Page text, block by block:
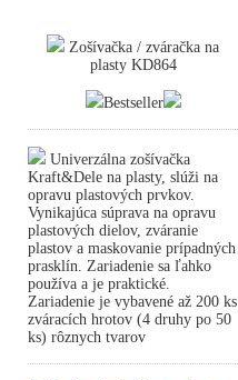
Zošívačka / zváračka na
plasty KD864
Bestseller
Univerzálna zošívačka
Kraft&Dele na plasty, slúži na
opravu plastových prvkov.
Vynikajúca súprava na opravu
plastových dielov, zváranie
plastov a maskovanie prípadných
prasklín. Zariadenie sa ľahko
používa a je praktické.
Zariadenie je vybavené až 200 ks
zváracích hrotov (4 druhy po 50
ks) rôznych tvarov